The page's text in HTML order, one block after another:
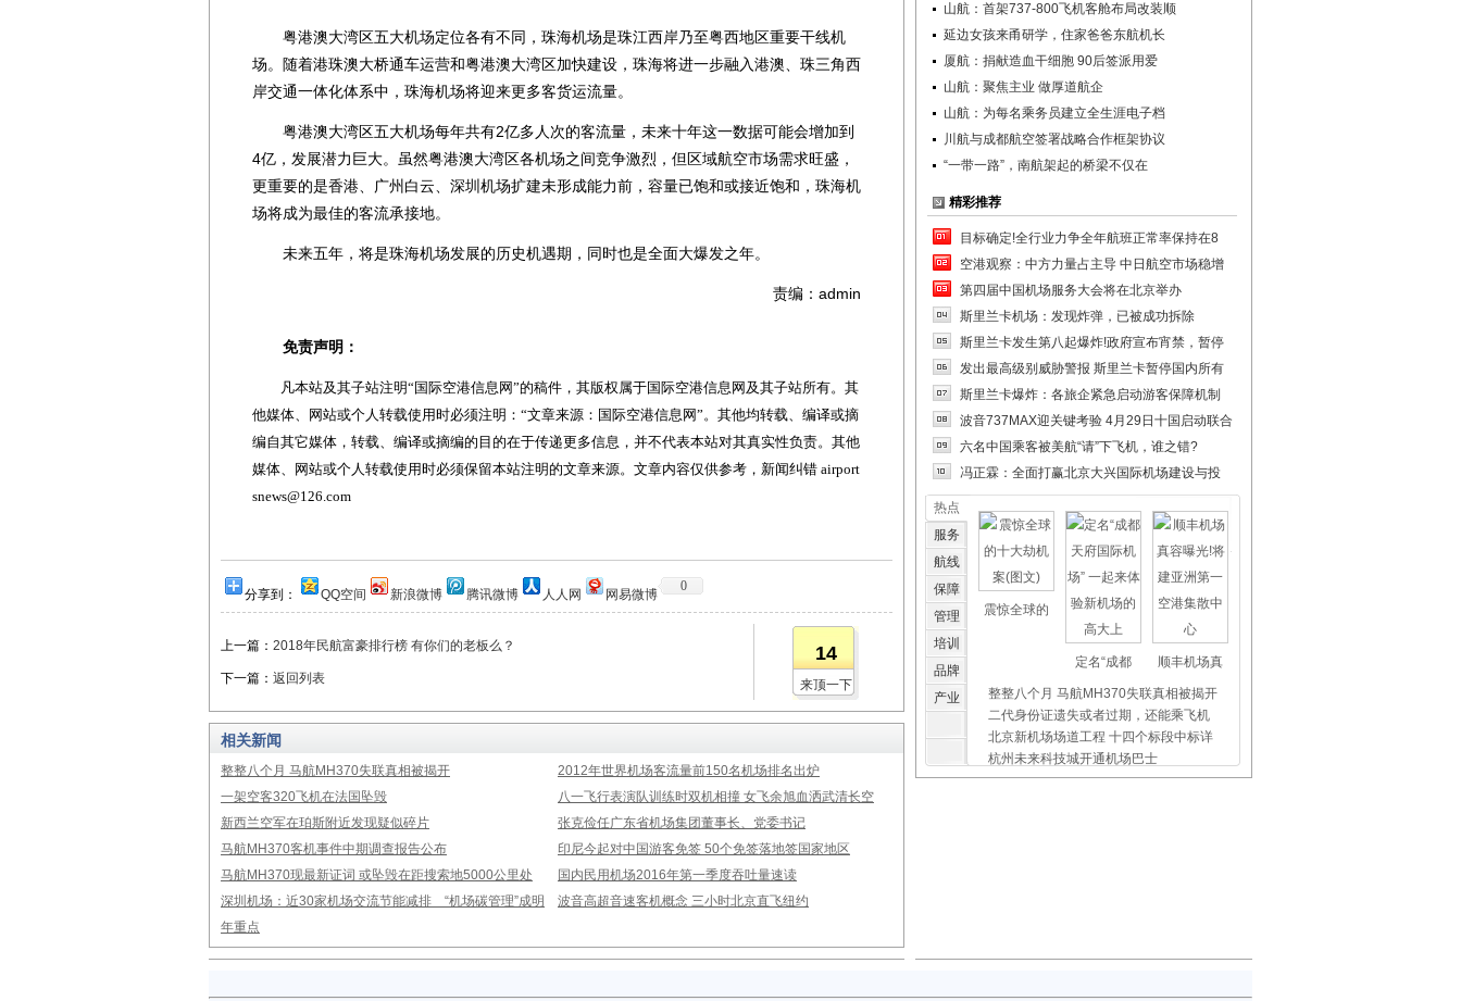
粤港澳大湾区五大机场定位各有不同，珠海机场是珠江西岸乃至粤西地区重要干线机
场。随着港珠澳大桥通车运营和粤港澳大湾区加快建设，珠海将进一步融入港澳、珠三角西
岸交通一体化体系中，珠海机场将迎来更多客货运流量。
粤港澳大湾区五大机场每年共有2亿多人次的客流量，未来十年这一数据可能会增加到
4亿，发展潜力巨大。虽然粤港澳大湾区各机场之间竞争激烈，但区域航空市场需求旺盛，
更重要的是香港、广州白云、深圳机场扩建未形成能力前，容量已饱和或接近饱和，珠海机
场将成为最佳的客流承接地。
未来五年，将是珠海机场发展的历史机遇期，同时也是全面大爆发之年。
责编：admin
免责声明：
凡本站及其子站注明“国际空港信息网”的稿件，其版权属于国际空港信息网及其子站所有。其
他媒体、网站或个人转载使用时必须注明：“文章来源：国际空港信息网”。其他均转载、编译或摘
编自其它媒体，转载、编译或摘编的目的在于传递更多信息，并不代表本站对其真实性负责。其他
媒体、网站或个人转载使用时必须保留本站注明的文章来源。文章内容仅供参考，新闻纠错 airport
snews@126.com
分享到： QQ空间 新浪微博 腾讯微博 人人网 网易微博
0
上一篇： 2018年民航富豪排行榜 有你们的老板么？
下一篇： 返回列表
14
来顶一下
相关新闻
整整八个月 马航MH370失联真相被揭开
2012年世界机场客流量前150名机场排名出炉
一架空客320飞机在法国坠毁
八一飞行表演队训练时双机相撞 女飞余旭血洒武清长空
新西兰空军在珀斯附近发现疑似碎片
张克俭任广东省机场集团董事长、党委书记
马航MH370客机事件中期调查报告公布
印尼今起对中国游客免签 50个免签落地签国家地区
马航MH370现最新证词 或坠毁在距搜索地5000公里处
国内民用机场2016年第一季度吞吐量速读
深圳机场：近30家机场交流节能减排 “机场碳管理”成明
年重点
波音高超音速客机概念 三小时北京直飞纽约
山航：首架737-800飞机客舱布局改装顺
延边女孩来甬研学，住家爸爸东航机长
厦航：捐献造血干细胞 90后签派用爱
山航：聚焦主业 做厚道航企
山航：为每名乘务员建立全生涯电子档
川航与成都航空签署战略合作框架协议
“一带一路”，南航架起的桥梁不仅在
精彩推荐
目标确定!全行业力争全年航班正常率保持在8
空港观察：中方力量占主导 中日航空市场稳增
第四届中国机场服务大会将在北京举办
斯里兰卡机场：发现炸弹，已被成功拆除
斯里兰卡发生第八起爆炸!政府宣布宵禁，暂停
发出最高级别威胁警报 斯里兰卡暂停国内所有
斯里兰卡爆炸：各旅企紧急启动游客保障机制
波音737MAX迎关键考验 4月29日十国启动联合
六名中国乘客被美航“请”下飞机，谁之错?
冯正霖：全面打赢北京大兴国际机场建设与投
热点
服务
航线
保障
管理
培训
品牌
产业
震惊全球的
定名“成都 顺丰机场真
整整八个月 马航MH370失联真相被揭开
二代身份证遗失或者过期，还能乘飞机
北京新机场场道工程 十四个标段中标详
杭州未来科技城开通机场巴士
上海虹桥、浦东机场外币兑换点位置介